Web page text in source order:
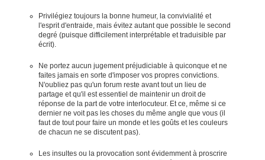
Privilégiez toujours la bonne humeur, la convivialité et
l'esprit d'entraide, mais évitez autant que possible le second
degré (puisque difficilement interprétable et traduisible par
écrit).
Ne portez aucun jugement préjudiciable à quiconque et ne
faites jamais en sorte d'imposer vos propres convictions.
N'oubliez pas qu'un forum reste avant tout un lieu de
partage et qu'il est essentiel de maintenir un droit de
réponse de la part de votre interlocuteur. Et ce, même si ce
dernier ne voit pas les choses du même angle que vous (il
faut de tout pour faire un monde et les goûts et les couleurs
de chacun ne se discutent pas).
Les insultes ou la provocation sont évidemment à proscrire